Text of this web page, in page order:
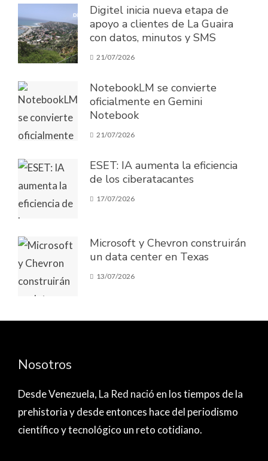
Digitel inicia nueva etapa de
apoyo a clientes de La Guaira
con datos, minutos y SMS
21/07/2026
NotebookLM se convierte
oficialmente en Gemini
Notebook
21/07/2026
ESET: IA aumenta la eficiencia
de los ciberatacantes
17/07/2026
Microsoft y Chevron construirán
un data center en Texas
13/07/2026
Nosotros
Desde Venezuela, La Red nació en los tiempos de la
prehistoria y desde entonces hace del periodismo
científico y tecnológico un reto cotidiano.